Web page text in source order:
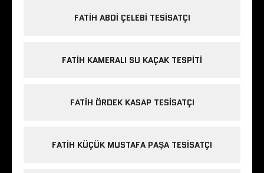
FATIH ABDI ÇELEBI TESISATÇI
FATIH KAMERALI SU KAÇAK TESPITI
FATIH ÖRDEK KASAP TESISATÇI
FATIH KÜÇÜK MUSTAFA PAŞA TESISATÇI